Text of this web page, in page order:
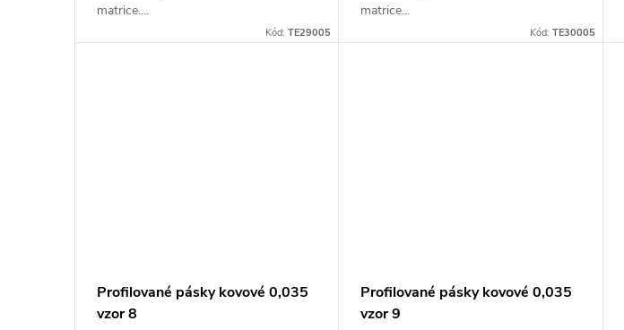
matrice....
Kód:TE29005
matrice...
Kód: TE30005
Profilované pásky kovové 0,035
vzor 8
Profilované pásky kovové 0,035
vzor 9